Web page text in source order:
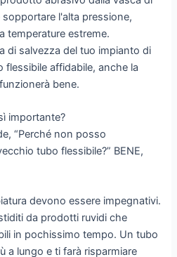
l'alta pressione,
temperature estreme.
di salvezza del tuo impianto di
flessibile affidabile, anche la
bene.
importante?
“Perché non posso
tubo flessibile?” BENE,
devono essere impegnativi.
da prodotti ruvidi che
in pochissimo tempo. Un tubo
a lungo e ti farà risparmiare